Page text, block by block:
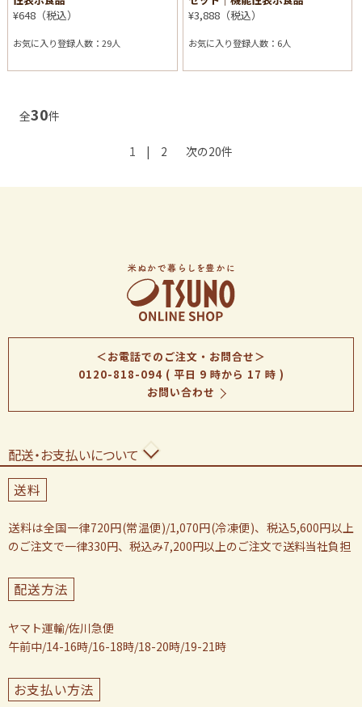
¥648（税込）
お気に入り登録人数：29人
¥3,888（税込）
お気に入り登録人数：6人
全30件
1 | 2 次の20件
＜お電話でのご注文・お問合せ＞
0120-818-094( 平日 9 時から 17 時 )
お問い合わせ
配送・お支払いについて
送料
送料は全国一律720円(常温便)/1,070円(冷凍便)、税込5,600円以上
のご注文で一律330円、税込み7,200円以上のご注文で送料当社負担
配送方法
ヤマト運輸/佐川急便
午前中/14-16時/16-18時/18-20時/19-21時
お支払い方法